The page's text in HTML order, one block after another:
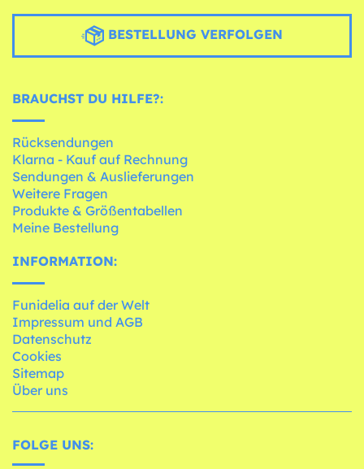
BESTELLUNG VERFOLGEN
BRAUCHST DU HILFE?:
Rücksendungen
Klarna - Kauf auf Rechnung
Sendungen & Auslieferungen
Weitere Fragen
Produkte & Größentabellen
Meine Bestellung
INFORMATION:
Funidelia auf der Welt
Impressum und AGB
Datenschutz
Cookies
Sitemap
Über uns
FOLGE UNS: